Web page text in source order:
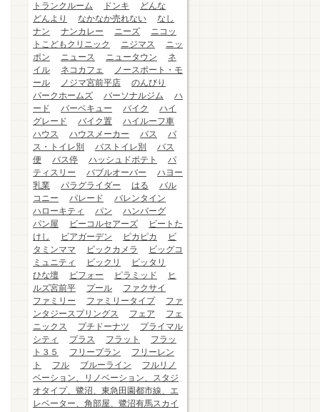
トランクルーム
ドンキ
どんな
どんより
なかなか売れない
なし
ナン
ナンカレー ニーズ
ニコッ
トこどもクリニック
ニジマス
ニッ
ポン
ニュース ニュータウン
ネ
イル
ネコカフェ
ノースポート・モ
ール
ノジマ宮前平店
のんびり
パークホームズ
パーソナルジム
ハ
ード
バーベキュー バイク
ハイ
グレード
バイク置
ハイルーフ車
ハウス
ハウスメーカー バス
バ
ス・トイレ別
バストイレ別
バス
便
バス停 ハッシュドポテト
パ
ティスリー
バブルオーバー
ハヨー
乳業
パラグライダー はる
バル
コニー
パレード
バレンタイン
ハローキティ
パン
ハンバーグ
パン屋
ビーコルセアーズ
ビートた
けし
ビアガーデン ピカピカ
ビ
タミンママ
ビックカメラ
ビッグコ
ミュニティ
ビックリ
ピッタリ
ひな壇
ビフォー ピラミッド
ヒ
ルズ宮前平
プール
ファクサイ
ファミリー
ファミリータイプ
ファ
ンタジースプリングス
フェア
フェ
ニックス
プチドーナツ
プライマル
シティ
プラス フラット
フラッ
ト３５
フリープラン
フリーレン
ト
フル ブルーライン
フルリノ
ベーション、リノベーション、スタジ
オタイプ、鷺沼、東急田園都市線、エ
レベーター、角部屋、鷺沼有馬スカイ